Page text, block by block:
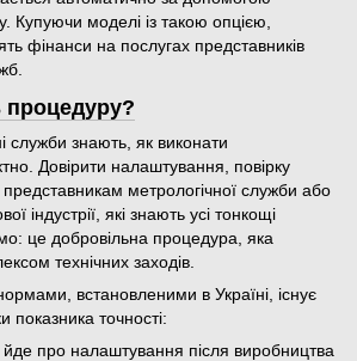
Купуючи моделі із такою опцією,
фінанси на послугах представників
служби знають, як виконати
Довірити налаштування, повірку
метрологічної служби або
індустрії, які знають усі тонкощі
це добровільна процедура, яка
технічних заходів.
встановленими в Україні, існує
показника точності:
про налаштування після виробництва